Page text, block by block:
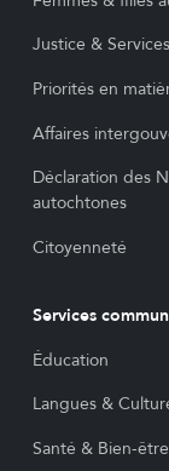
Justice &
Priorités en
Affaires
Déclaration des
autochtones
Citoyenneté
Services
Éducation
Langues &
Santé & Bien-être